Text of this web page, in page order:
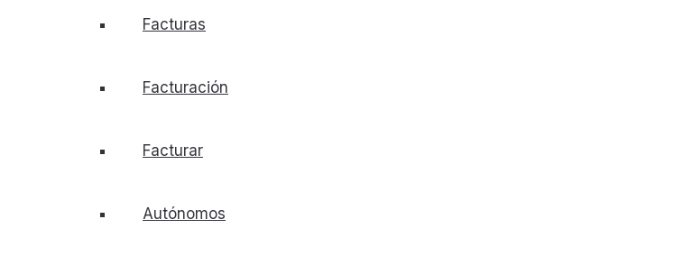
Facturas
Facturación
Facturar
Autónomos